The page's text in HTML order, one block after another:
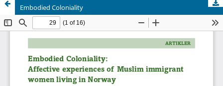
Embodied Coloniality